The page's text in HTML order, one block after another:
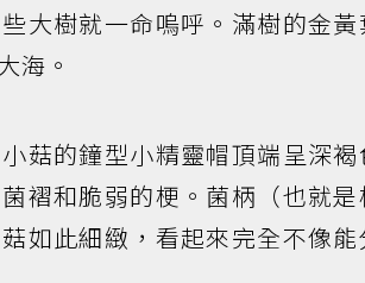
大樹就一命嗚呼。滿樹的金黃
海。
菇的鐘型小精靈帽頂端呈深褐
褶和脆弱的梗。菌柄（也就
如此細緻，看起來完全不像